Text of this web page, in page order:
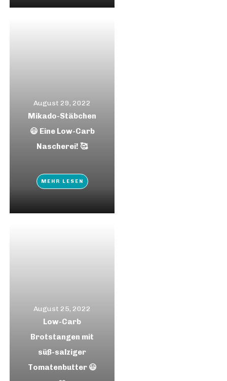
August 29, 2022
Mikado-Stäbchen
😃 Eine Low-Carb
Nascherei! 🥰
MEHR LESEN
August 25, 2022
Low-Carb
Brotstangen mit
süß-salziger
Tomatenbutter 😃